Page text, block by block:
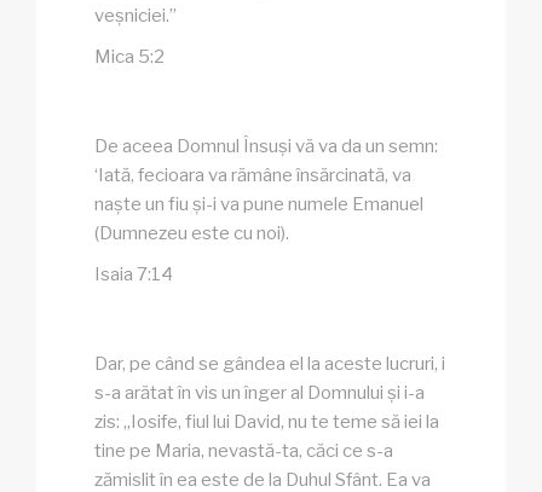
veșniciei.”
Mica 5:2
De aceea Domnul Însuși vă va da un semn:
‘Iată, fecioara va rămâne însărcinată, va
naște un fiu și-i va pune numele Emanuel
(Dumnezeu este cu noi).
Isaia 7:14
Dar, pe când se gândea el la aceste lucruri, i
s-a arătat în vis un înger al Domnului și i-a
zis: „Iosife, fiul lui David, nu te teme să iei la
tine pe Maria, nevastă-ta, căci ce s-a
zămislit în ea este de la Duhul Sfânt. Ea va